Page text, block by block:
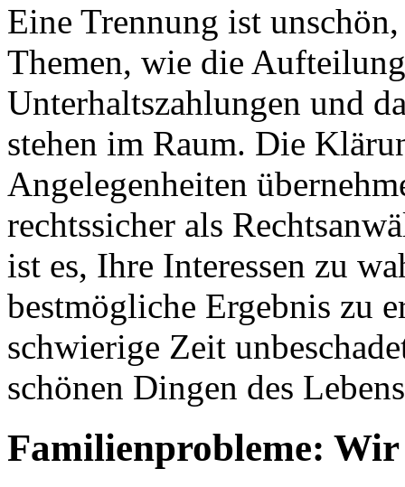
Eine Trennung ist
Themen, wie die
Unterhaltszahlungen und
stehen im Raum. Die
Angelegenheiten
rechtssicher als
ist es, Ihre Interessen zu
bestmögliche Ergebnis zu
schwierige Zeit
schönen Dingen des
Familienprobleme: Wir